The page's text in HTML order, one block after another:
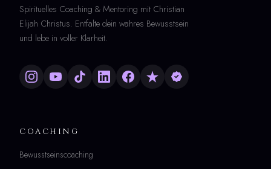
Spirituelles Coaching & Mentoring mit Christian
Elijah Christus. Entfalte dein wahres Bewusstsein
und lebe in voller Klarheit.
COACHING
Bewusstseinscoaching